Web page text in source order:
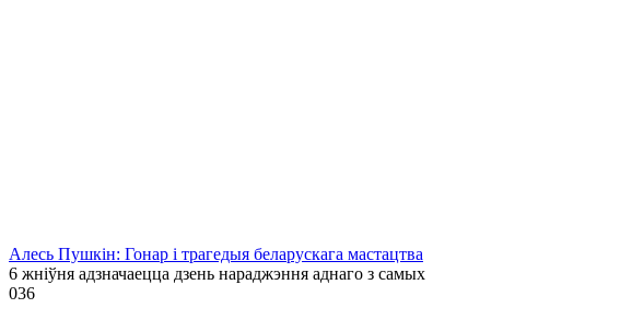
Алесь Пушкін: Гонар і трагедыя беларускага мастацтва
6 жніўня адзначаецца дзень нараджэння аднаго з самых
036